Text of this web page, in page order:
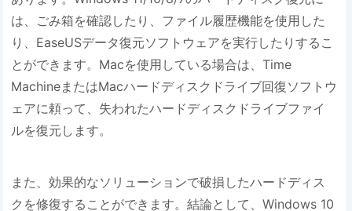
は、ごみ箱を確認したり、ファイル履歴機能を使用した
り、EaseUSデータ復元ソフトウェアを実行したりするこ
とができます。Macを使用している場合は、Time
MachineまたはMacハードディスクドライブ回復ソフトウ
ェアに頼って、失われたハードディスクドライブファイ
ルを復元します。
また、効果的なソリューションで破損したハードディス
クを修復することができます。結論として、Windows 10